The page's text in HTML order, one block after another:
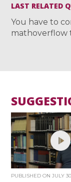
LAST RELATED
You have to
mathoverflow
PUBLISHED ONJULY